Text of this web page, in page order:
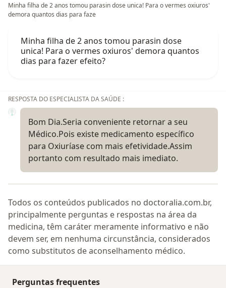
Minha filha de 2 anos tomou parasin dose unica! Para o vermes oxiuros'
demora quantos dias para faze
Minha filha de 2 anos tomou parasin dose
unica! Para o vermes oxiuros' demora quantos
dias para fazer efeito?
RESPOSTA DO ESPECIALISTA DA SAÚDE :
Bom Dia.Seria conveniente retornar a seu
Médico.Pois existe medicamento específico
para Oxiuríase com mais efetividade.Assim
portanto com resultado mais imediato.
Todos os conteúdos publicados no doctoralia.com.br,
principalmente perguntas e respostas na área da
medicina, têm caráter meramente informativo e não
devem ser, em nenhuma circunstância, considerados
como substitutos de aconselhamento médico.
Perguntas frequentes